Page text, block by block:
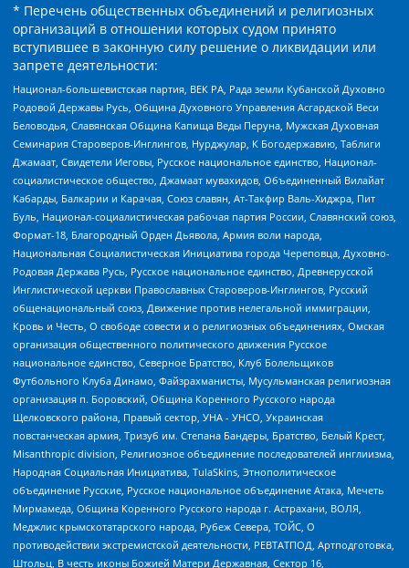
* Перечень общественных объединений и религиозных
организаций в отношении которых судом принято
вступившее в законную силу решение о ликвидации или
запрете деятельности:
Национал-большевистская партия, ВЕК РА, Рада земли Кубанской Духовно
Родовой Державы Русь, Община Духовного Управления Асгардской Веси
Беловодья, Славянская Община Капища Веды Перуна, Мужская Духовная
Семинария Староверов-Инглингов, Нурджулар, К Богодержавию, Таблиги
Джамаат, Свидетели Иеговы, Русское национальное единство, Национал-
социалистическое общество, Джамаат мувахидов, Объединенный Вилайат
Кабарды, Балкарии и Карачая, Союз славян, Ат-Такфир Валь-Хиджра, Пит
Буль, Национал-социалистическая рабочая партия России, Славянский союз,
Формат-18, Благородный Орден Дьявола, Армия воли народа,
Национальная Социалистическая Инициатива города Череповца, Духовно-
Родовая Держава Русь, Русское национальное единство, Древнерусской
Инглистической церкви Православных Староверов-Инглингов, Русский
общенациональный союз, Движение против нелегальной иммиграции,
Кровь и Честь, О свободе совести и о религиозных объединениях, Омская
организация общественного политического движения Русское
национальное единство, Северное Братство, Клуб Болельщиков
Футбольного Клуба Динамо, Файзрахманисты, Мусульманская религиозная
организация п. Боровский, Община Коренного Русского народа
Щелковского района, Правый сектор, УНА - УНСО, Украинская
повстанческая армия, Тризуб им. Степана Бандеры, Братство, Белый Крест,
Misanthropic division, Религиозное объединение последователей инглиизма,
Народная Социальная Инициатива, TulaSkins, Этнополитическое
объединение Русские, Русское национальное объединение Атака, Мечеть
Мирмамеда, Община Коренного Русского народа г. Астрахани, ВОЛЯ,
Меджлис крымскотатарского народа, Рубеж Севера, ТОЙС, О
противодействии экстремистской деятельности, РЕВТАТПОД, Артподготовка,
Штольц, В честь иконы Божией Матери Державная, Сектор 16,